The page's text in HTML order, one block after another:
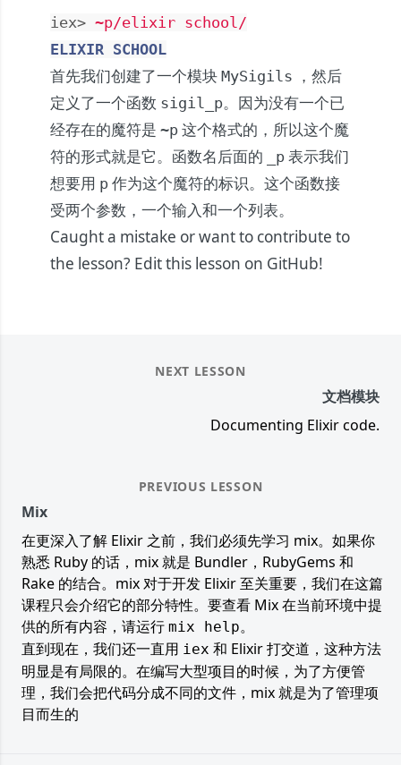
iex> ~p/elixir school/
ELIXIR SCHOOL
首先我们创建了一个模块 MySigils ，然后
定义了一个函数 sigil_p。因为没有一个已
经存在的魔符是 ~p 这个格式的，所以这个魔
符的形式就是它。函数名后面的
_p 表示我们
想要用 p 作为这个魔符的标识。这个函数接
受两个参数，一个输入和一个列表。
Caught a mistake or want to contribute to
the lesson? Edit this lesson on GitHub!
PREVIOUS LESSON
Mix
在更深入了解 Elixir 之前，我们必须先学习 mix。如果你
熟悉 Ruby 的话，mix 就是 Bundler，RubyGems 和
Rake 的结合。mix 对于开发 Elixir 至关重要，我们在这篇
课程只会介绍它的部分特性。要查看 Mix 在当前环境中提
供的所有内容，请运行 mix help。
直到现在，我们还一直用 iex 和 Elixir 打交道，这种方法
明显是有局限的。在编写大型项目的时候，为了方便管
理，我们会把代码分成不同的文件，mix 就是为了管理项
目而生的
NEXT LESSON
文档模块
Documenting Elixir code.